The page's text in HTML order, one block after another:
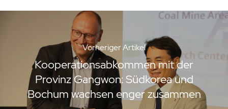
Vorheriger Artikel
Kooperationsabkommen mit der
Provinz Gangwon: Südkorea und
Bochum wachsen enger zusammen